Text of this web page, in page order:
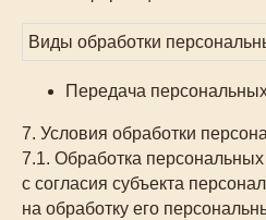
Виды обработки
Передача
7. Условия обработки
7.1. Обработка
с согласия субъекта
на обработку его